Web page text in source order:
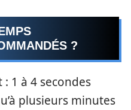
?
1 à 4 secondes
plusieurs minutes